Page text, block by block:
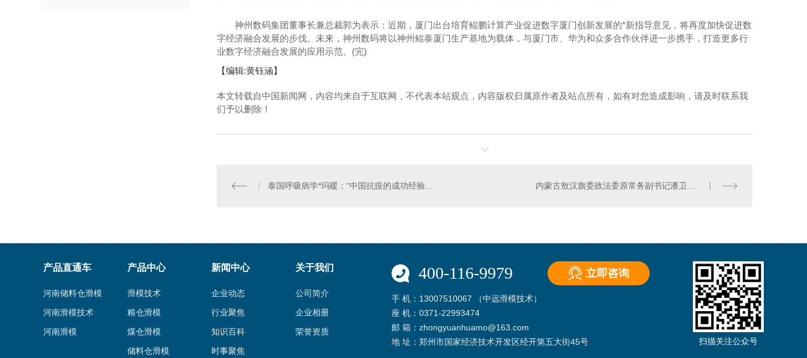
神州数码集团董事长兼总裁郭为表示：近期，厦门出台培育鲲鹏计算产业促进数字厦门创新发展的*新指导意见，将再度加快促进数
字经济融合发展的步伐。未来，神州数码将以神州鲲泰厦门生产基地为载体，与厦门市、华为和众多合作伙伴进一步携手，打造更多行
业数字经济融合发展的应用示范。(完)
【编辑:黄钰涵】
本文转载自中国新闻网，内容均来自于互联网，不代表本站观点，内容版权归属原作者及站点所有，如有对您造成影响，请及时联系我
们予以删除！
泰国呼吸病学*玛暖：“中国抗疫的成功经验值得学习” 内蒙古敖汉旗委政法委原常务副书记潘卫国被双开
产品直通车
河南储料仓滑模
河南滑模技术
河南滑模
产品中心
滑模技术
粮仓滑模
煤仓滑模
储料仓滑模
新闻中心
企业动态
行业聚焦
知识百科
时事聚焦
关于我们
公司简介
企业相册
荣誉资质
400-116-9979 立即咨询
手 机：13007510067 （中远滑模技术）
座 机：0371-22993474
邮 箱：zhongyuanhuamo@163.com
地 址：郑州市国家经济技术开发区经开第五大街45号
扫描关注公众号